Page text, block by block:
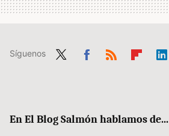
Síguenos
En El Blog Salmón hablamos de...